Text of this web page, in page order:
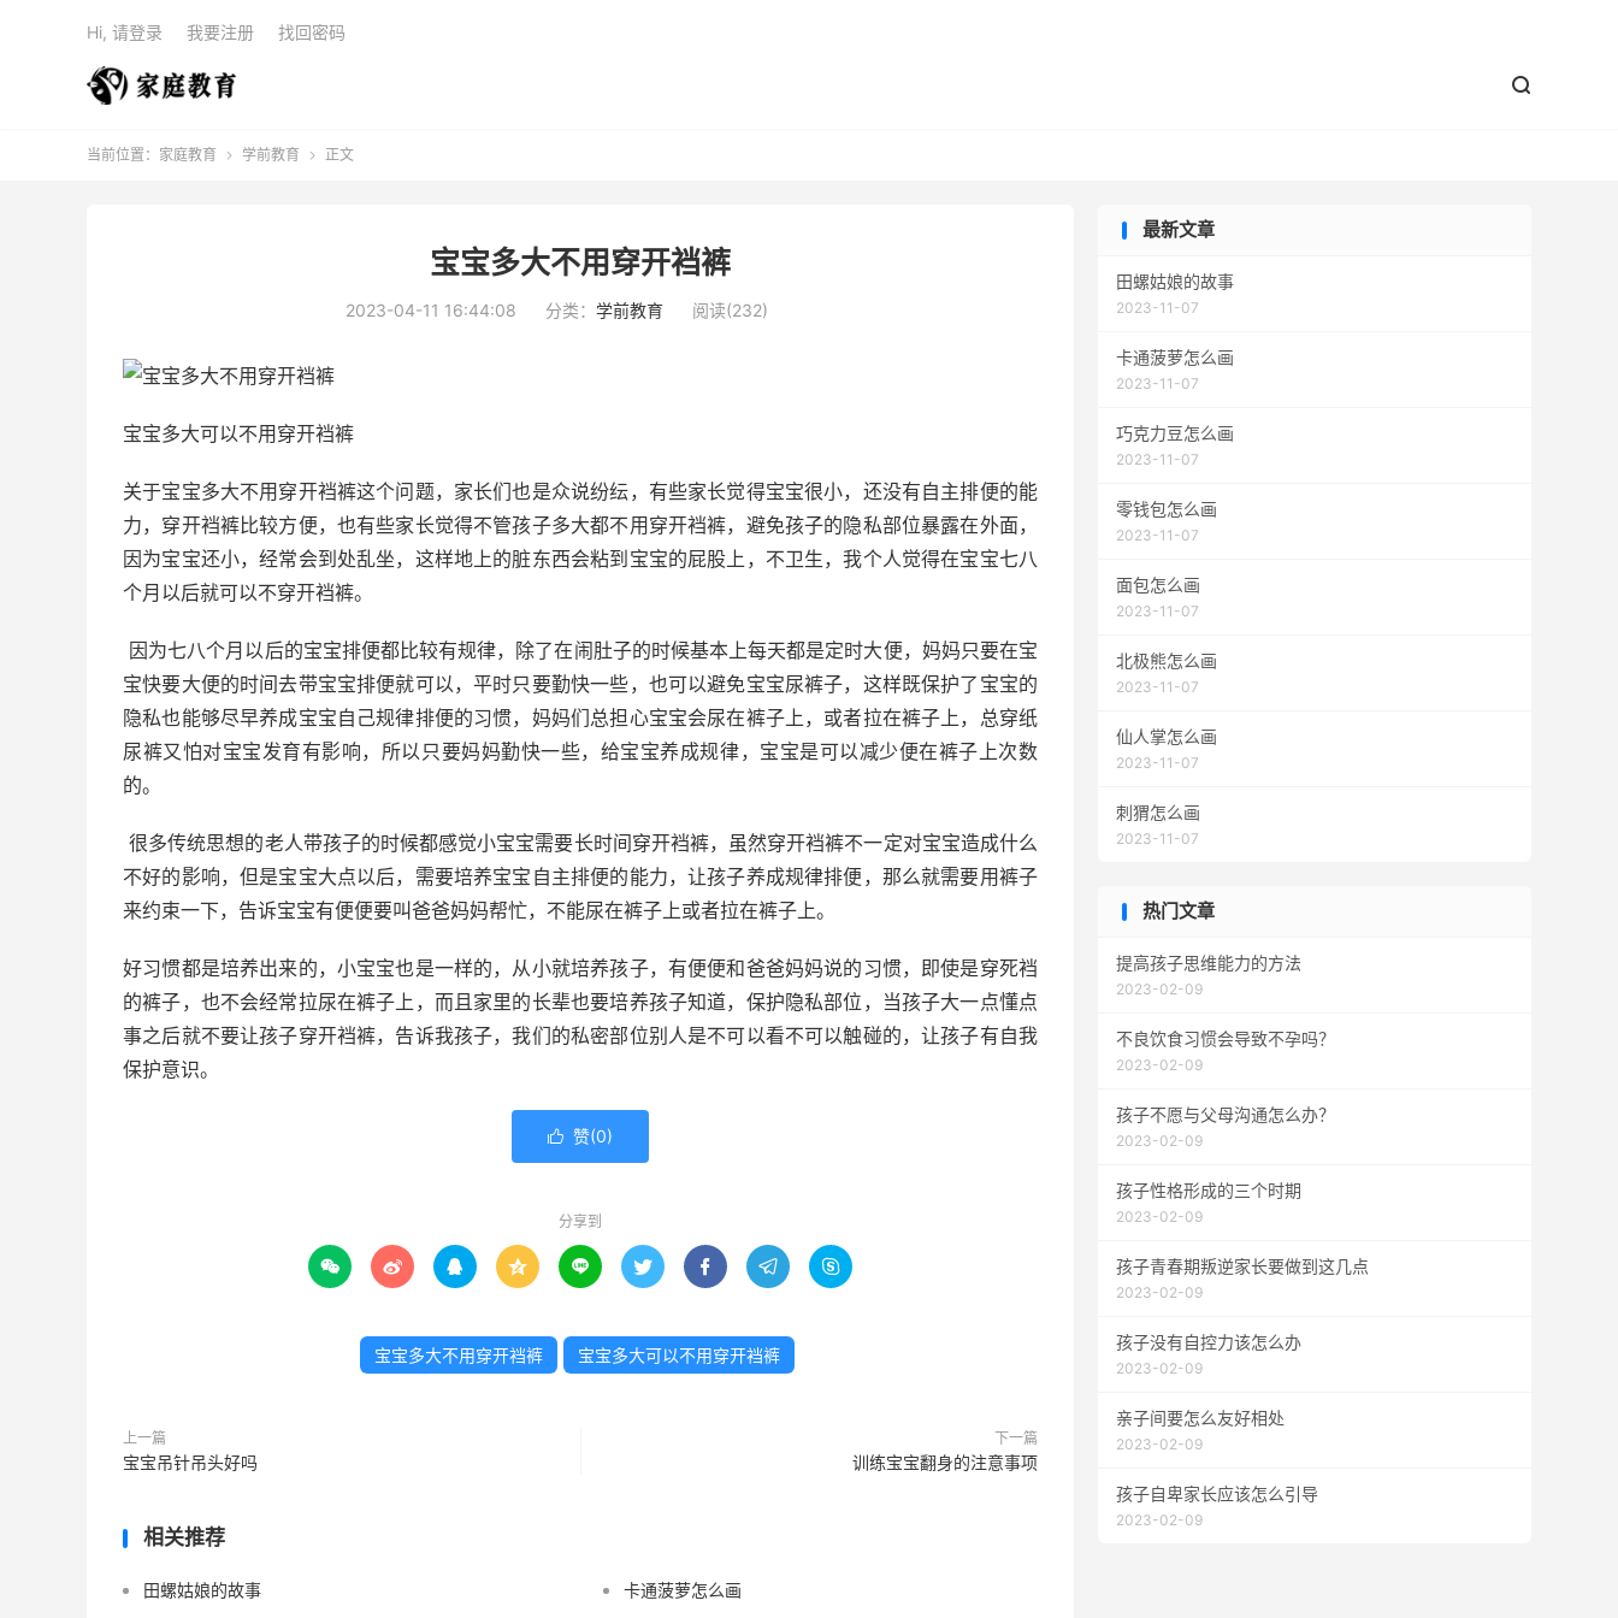

Hi, 请登录 我要注册 找回密码
当前位置： 家庭教育  学前教育  正文
宝宝多大不用穿开裆裤
2023-04-11 16:44:08 分类： 学前教育 阅读(232)
宝宝多大可以不用穿开裆裤
关于宝宝多大不用穿开裆裤这个问题，家长们也是众说纷纭，有些家长觉得宝宝很小，还没有自主排便的能
力，穿开裆裤比较方便，也有些家长觉得不管孩子多大都不用穿开裆裤，避免孩子的隐私部位暴露在外面，
因为宝宝还小，经常会到处乱坐，这样地上的脏东西会粘到宝宝的屁股上，不卫生，我个人觉得在宝宝七八
个月以后就可以不穿开裆裤。
因为七八个月以后的宝宝排便都比较有规律，除了在闹肚子的时候基本上每天都是定时大便，妈妈只要在宝
宝快要大便的时间去带宝宝排便就可以，平时只要勤快一些，也可以避免宝宝尿裤子，这样既保护了宝宝的
隐私也能够尽早养成宝宝自己规律排便的习惯，妈妈们总担心宝宝会尿在裤子上，或者拉在裤子上，总穿纸
尿裤又怕对宝宝发育有影响，所以只要妈妈勤快一些，给宝宝养成规律，宝宝是可以减少便在裤子上次数
的。
很多传统思想的老人带孩子的时候都感觉小宝宝需要长时间穿开裆裤，虽然穿开裆裤不一定对宝宝造成什么
不好的影响，但是宝宝大点以后，需要培养宝宝自主排便的能力，让孩子养成规律排便，那么就需要用裤子
来约束一下，告诉宝宝有便便要叫爸爸妈妈帮忙，不能尿在裤子上或者拉在裤子上。
好习惯都是培养出来的，小宝宝也是一样的，从小就培养孩子，有便便和爸爸妈妈说的习惯，即使是穿死裆
的裤子，也不会经常拉尿在裤子上，而且家里的长辈也要培养孩子知道，保护隐私部位，当孩子大一点懂点
事之后就不要让孩子穿开裆裤，告诉我孩子，我们的私密部位别人是不可以看不可以触碰的，让孩子有自我
保护意识。
 赞(0)
分享到
        
宝宝多大不用穿开裆裤 宝宝多大可以不用穿开裆裤
上一篇
宝宝吊针吊头好吗
下一篇
训练宝宝翻身的注意事项
相关推荐
田螺姑娘的故事 卡通菠萝怎么画
最新文章
田螺姑娘的故事
2023-11-07
卡通菠萝怎么画
2023-11-07
巧克力豆怎么画
2023-11-07
零钱包怎么画
2023-11-07
面包怎么画
2023-11-07
北极熊怎么画
2023-11-07
仙人掌怎么画
2023-11-07
刺猬怎么画
2023-11-07
热门文章
提高孩子思维能力的方法
2023-02-09
不良饮食习惯会导致不孕吗？
2023-02-09
孩子不愿与父母沟通怎么办？
2023-02-09
孩子性格形成的三个时期
2023-02-09
孩子青春期叛逆家长要做到这几点
2023-02-09
孩子没有自控力该怎么办
2023-02-09
亲子间要怎么友好相处
2023-02-09
孩子自卑家长应该怎么引导
2023-02-09